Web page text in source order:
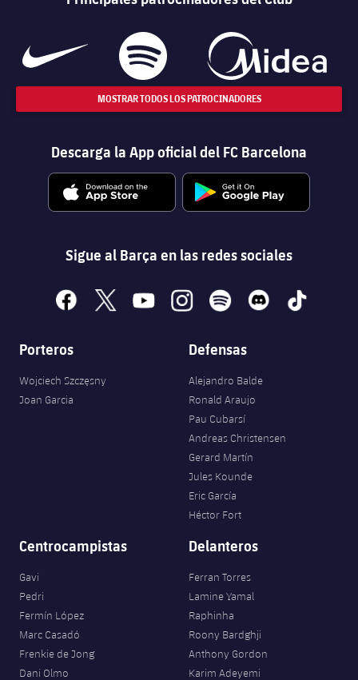
MOSTRAR TODOS LOS PATROCINADORES
Descarga la App oficial del FC Barcelona
Sigue al Barça en las redes sociales
facebook
x youtubeinstagramspotify discord tiktok
Porteros
Wojciech Szczęsny
Joan Garcia
Defensas
Alejandro Balde
Ronald Araujo
Pau Cubarsí
Andreas Christensen
Gerard Martín
Jules Kounde
Eric García
Héctor Fort
Centrocampistas
Gavi
Pedri
Fermín López
Marc Casadó
Frenkie de Jong
Dani Olmo
Delanteros
Ferran Torres
Lamine Yamal
Raphinha
Roony Bardghji
Anthony Gordon
Karim Adeyemi